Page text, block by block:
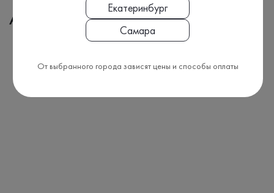
Адреса медицинских офисов
Екатеринбург
Самара
От выбранного города зависят цены и способы оплаты